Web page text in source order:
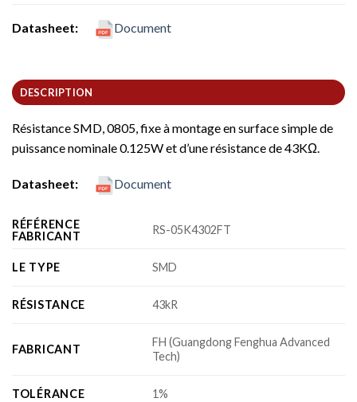
Datasheet: Document
DESCRIPTION
Résistance SMD, 0805, fixe à montage en surface simple de
puissance nominale 0.125W et d’une résistance de 43KΩ.
Datasheet: Document
RÉFÉRENCE
FABRICANT
RS-05K4302FT
LE TYPE SMD
RÉSISTANCE 43kR
FABRICANT
FH (Guangdong Fenghua Advanced
Tech)
TOLÉRANCE 1%